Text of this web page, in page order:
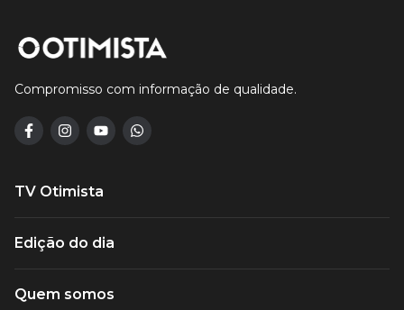
Compromisso com informação de qualidade.
TV Otimista
Edição do dia
Quem somos